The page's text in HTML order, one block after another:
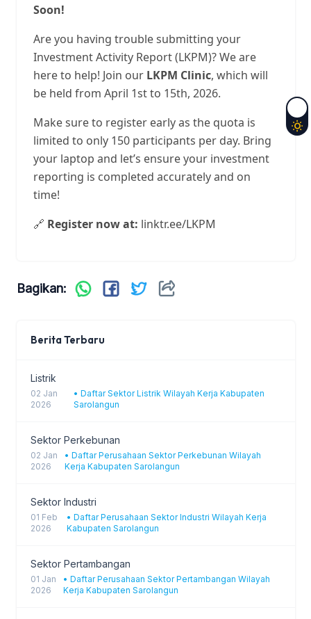
Soon!
Are you having trouble submitting your
Investment Activity Report (LKPM)? We are
here to help! Join our LKPM Clinic, which will
be held from April 1st to 15th, 2026.
Make sure to register early as the quota is
limited to only 150 participants per day. Bring
your laptop and let’s ensure your investment
reporting is completed accurately and on
time!
🔗 Register now at: linktr.ee/LKPM
Bagikan:
Berita Terbaru
Listrik
02 Jan
2026
• Daftar Sektor Listrik Wilayah Kerja Kabupaten
Sarolangun
Sektor Perkebunan
02 Jan
2026
• Daftar Perusahaan Sektor Perkebunan Wilayah
Kerja Kabupaten Sarolangun
Sektor Industri
01 Feb
2026
• Daftar Perusahaan Sektor Industri Wilayah Kerja
Kabupaten Sarolangun
Sektor Pertambangan
01 Jan
2026
• Daftar Perusahaan Sektor Pertambangan Wilayah
Kerja Kabupaten Sarolangun